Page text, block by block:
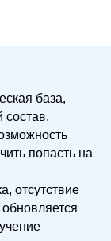
база,
состав,
попасть на
отсутствие